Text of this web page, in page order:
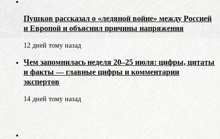
Пушков рассказал о «ледяной войне» между Россией
и Европой и объяснил причины напряжения
12 дней тому назад
Чем запомнилась неделя 20–25 июля: цифры, цитаты
и факты — главные цифры и комментарии
экспертов
14 дней тому назад